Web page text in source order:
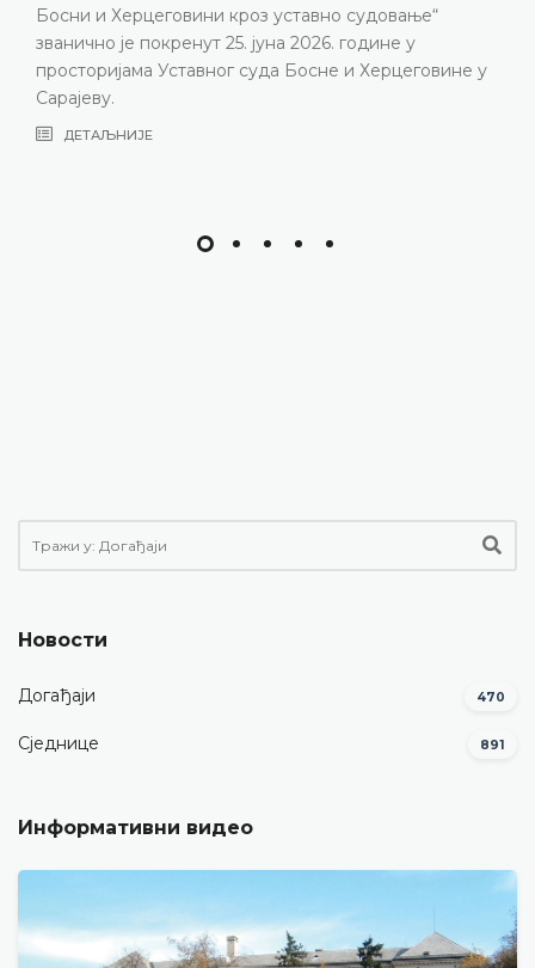
Босни и Херцеговини кроз уставно судовање“
званично је покренут 25. јуна 2026. године у
просторијама Уставног суда Босне и Херцеговине у
Сарајеву.
ДЕТАЉНИЈЕ
Новости
Догађаји 470
Сједнице 891
Информативни видео